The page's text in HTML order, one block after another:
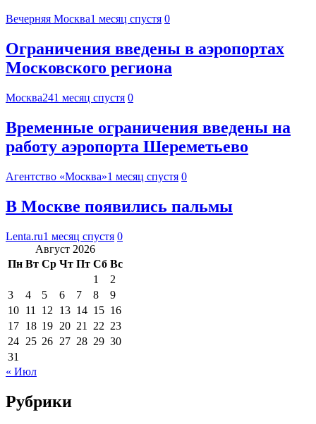
Вечерняя Москва1 месяц спустя 0
Ограничения введены в аэропортах
Московского региона
Москва241 месяц спустя 0
Временные ограничения введены на
работу аэропорта Шереметьево
Агентство «Москва»1 месяц спустя 0
В Москве появились пальмы
Lenta.ru1 месяц спустя 0
Август 2026
Пн Вт Ср Чт Пт Сб Вс
1
2
3
4 5 6 7 8
9
10 11 12 13 14 15 16
17 18 19 20 21 22 23
24 25 26 27 28 29 30
31
« Июл
Рубрики